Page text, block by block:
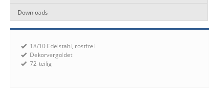
Downloads
18/10 Edelstahl, rostfrei
Dekorvergoldet
72-teilig